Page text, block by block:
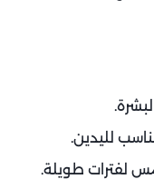
لليدين.
لفترات طويلة.